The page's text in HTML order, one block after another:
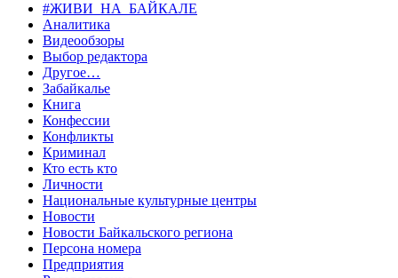
#ЖИВИ_НА_БАЙКАЛЕ
Аналитика
Видеообзоры
Выбор редактора
Другое…
Забайкалье
Книга
Конфессии
Конфликты
Криминал
Кто есть кто
Личности
Национальные культурные центры
Новости
Новости Байкальского региона
Персона номера
Предприятия